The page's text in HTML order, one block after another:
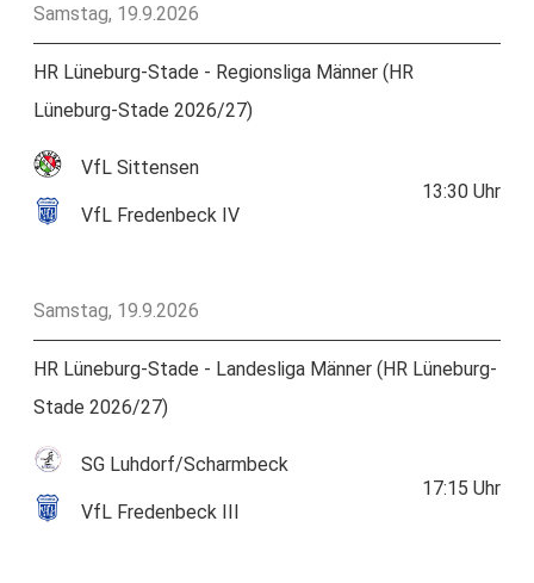
Samstag, 19.9.2026
HR Lüneburg-Stade - Regionsliga Männer (HR
Lüneburg-Stade 2026/27)
VfL Sittensen
VfL Fredenbeck IV
13:30 Uhr
Samstag, 19.9.2026
HR Lüneburg-Stade - Landesliga Männer (HR Lüneburg-
Stade 2026/27)
SG Luhdorf/Scharmbeck
VfL Fredenbeck III
17:15 Uhr